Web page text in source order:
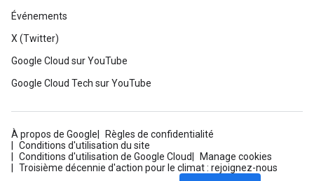
Événements
X (Twitter)
Google Cloud sur YouTube
Google Cloud Tech sur YouTube
À propos de Google
Règles de confidentialité
Conditions d'utilisation du site
Conditions d'utilisation de Google Cloud
Manage cookies
Troisième décennie d'action pour le climat : rejoignez-nous